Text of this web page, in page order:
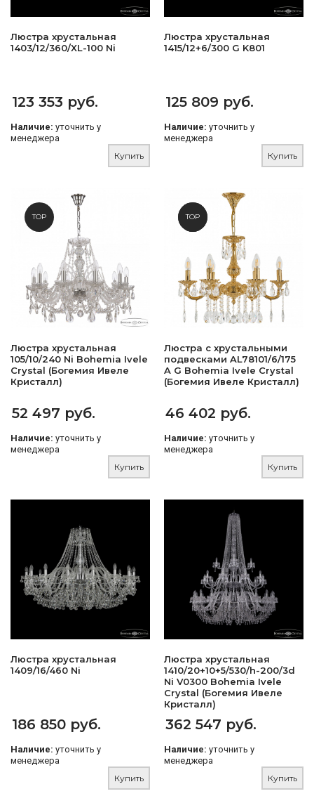
Люстра хрустальная
1403/12/360/XL-100 Ni
123 353 руб.
Наличие: уточнить у
менеджера
Купить
Люстра хрустальная
1415/12+6/300 G K801
125 809 руб.
Наличие: уточнить у
менеджера
Купить
TOP
Люстра хрустальная
105/10/240 Ni Bohemia Ivele
Crystal (Богемия Ивеле
Кристалл)
52 497 руб.
Наличие: уточнить у
менеджера
Купить
NEW
TOP
Люстра с хрустальными
подвесками AL78101/6/175
A G Bohemia Ivele Crystal
(Богемия Ивеле Кристалл)
46 402 руб.
Наличие: уточнить у
менеджера
Купить
Люстра хрустальная
1409/16/460 Ni
186 850 руб.
Наличие: уточнить у
менеджера
Купить
Люстра хрустальная
1410/20+10+5/530/h-200/3d
Ni V0300 Bohemia Ivele
Crystal (Богемия Ивеле
Кристалл)
362 547 руб.
Наличие: уточнить у
менеджера
Купить